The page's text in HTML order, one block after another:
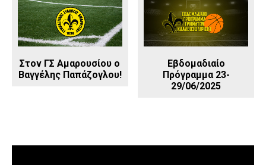
Στον ΓΣ Αμαρουσίου ο
Βαγγέλης Παπάζογλου!
Εβδομαδιαίο
Πρόγραμμα 23-
29/06/2025